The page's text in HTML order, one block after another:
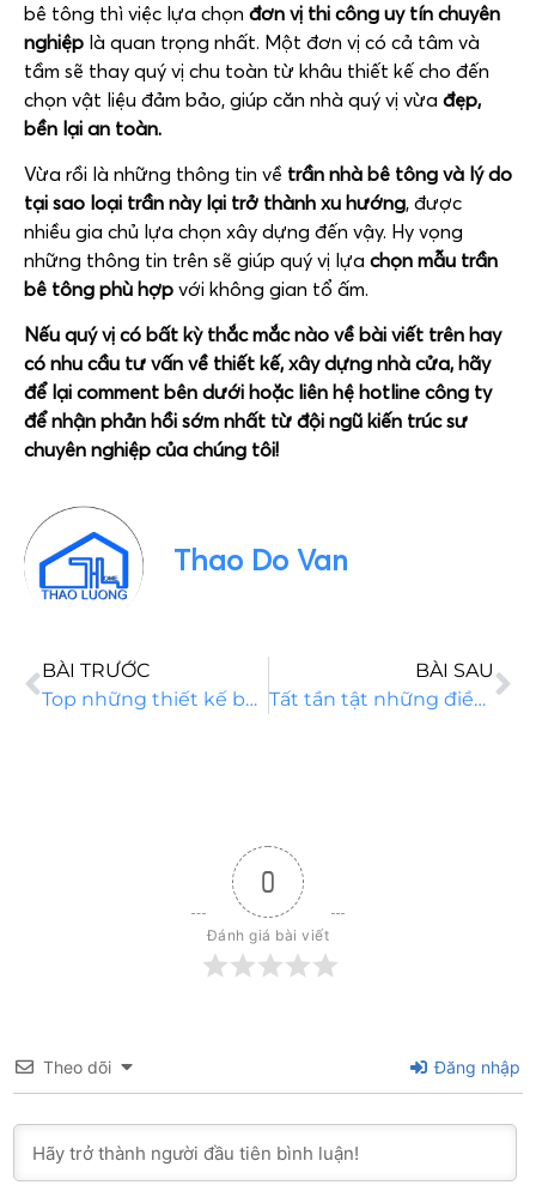
bê tông thì việc lựa chọn đơn vị thi công uy tín chuyên
nghiệp là quan trọng nhất. Một đơn vị có cả tâm và
tầm sẽ thay quý vị chu toàn từ khâu thiết kế cho đến
chọn vật liệu đảm bảo, giúp căn nhà quý vị vừa đẹp,
bền lại an toàn.
Vừa rồi là những thông tin về trần nhà bê tông và lý do
tại sao loại trần này lại trở thành xu hướng, được
nhiều gia chủ lựa chọn xây dựng đến vậy. Hy vọng
những thông tin trên sẽ giúp quý vị lựa chọn mẫu trần
bê tông phù hợp với không gian tổ ấm.
Nếu quý vị có bất kỳ thắc mắc nào về bài viết trên hay
có nhu cầu tư vấn về thiết kế, xây dựng nhà cửa, hãy
để lại comment bên dưới hoặc liên hệ hotline công ty
để nhận phản hồi sớm nhất từ đội ngũ kiến trúc sư
chuyên nghiệp của chúng tôi!
Thao Do Van
BÀI TRƯỚC
Top những thiết kế bậc tam cấp đẹp và ý nghĩa của chúng trong phong thủy
BÀI SAU
Tất tần tật những điều cần biết về móng đơn nhà 2 tầng
0
Đánh giá bài viết
Theo dõi Đăng nhập